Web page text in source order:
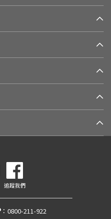
追蹤我們
： 0800-211-922